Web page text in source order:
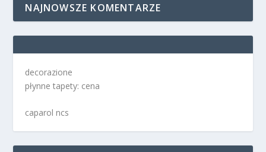
NAJNOWSZE KOMENTARZE
decorazione
płynne tapety: cena
caparol ncs